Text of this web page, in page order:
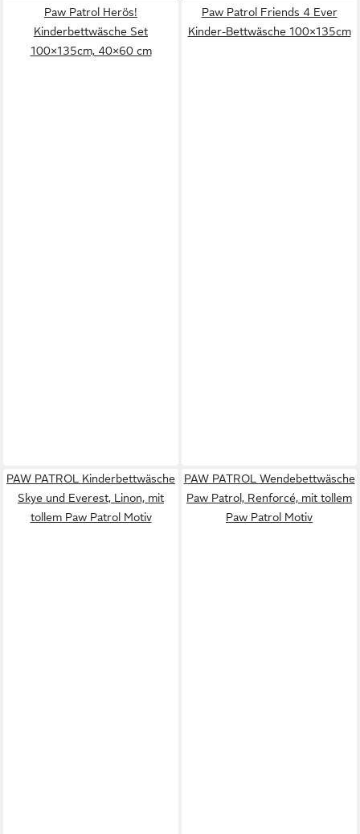
Paw Patrol Herös!
Kinderbettwäsche Set
100×135cm, 40×60 cm
Paw Patrol Friends 4 Ever
Kinder-Bettwäsche 100×135cm
PAW PATROL Kinderbettwäsche
Skye und Everest, Linon, mit
tollem Paw Patrol Motiv
PAW PATROL Wendebettwäsche
Paw Patrol, Renforcé, mit tollem
Paw Patrol Motiv